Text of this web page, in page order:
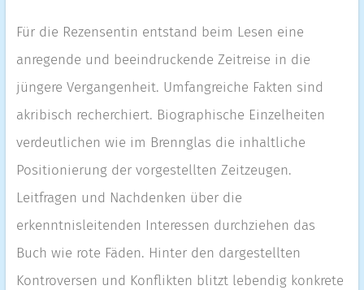
Für die Rezensentin entstand beim Lesen eine
anregende und beeindruckende Zeitreise in die
jüngere Vergangenheit. Umfangreiche Fakten sind
akribisch recherchiert. Biographische Einzelheiten
verdeutlichen wie im Brennglas die inhaltliche
Positionierung der vorgestellten Zeitzeugen.
Leitfragen und Nachdenken über die
erkenntnisleitenden Interessen durchziehen das
Buch wie rote Fäden. Hinter den dargestellten
Kontroversen und Konflikten blitzt lebendig konkrete